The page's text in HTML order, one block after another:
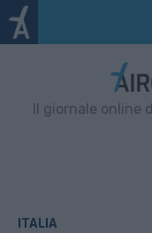
Il giornale online
ITALIA